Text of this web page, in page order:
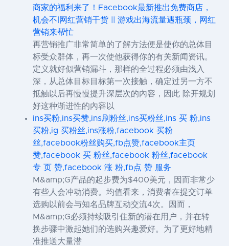
商家的福利来了！Facebook最新推出免费商店，
机会不|网红营销干货 || 游戏出海流量遇瓶颈，网红
营销来帮忙
再营销推广非常简单的了解方法便是使你的总体目
标受众群体，再一次使他获得你的有关新闻资讯。
定义就好似营销漏斗，那样的全过程必须由浅入
深，从总体目标目标第一次接触，确定过另一方不
抵触以后再慢慢提升深层次的內容，因此 除开规划
好这种渐进性的內容以
ins买粉,ins买赞,ins刷粉丝,ins买粉丝,ins 买 粉,ins
买粉,ig 买粉丝,ins涨粉,facebook 买粉
丝,facebook粉丝购买,fb点赞,facebook主页
赞,facebook 买 粉丝,facebook 粉丝,facebook
专 页 赞,facebook 涨 粉,fb点 赞 服务
M&amp;G产品的起步费为$400美元，因而非常少
有些人会冲动消费。均值看来，消费者在提交订单
选购以前会与知名品牌互动交流4次。因而，
M&amp;G必须持续吸引住新的潜在用户，并在转
换步骤中激起她们的选购兴趣爱好。为了更好地精
准推送大量潜